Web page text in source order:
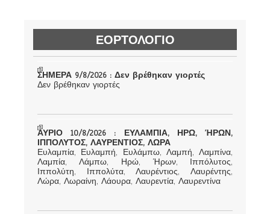
ΕΟΡΤΟΛΟΓΙΟ
ΣΗΜΕΡΑ 9/8/2026 : Δεν βρέθηκαν γιορτές
Δεν βρέθηκαν γιορτές
ΑΥΡΙΟ 10/8/2026 : ΕΥΛΑΜΠΙΑ, ΗΡΩ, ΉΡΩΝ,
ΙΠΠΟΛΥΤΟΣ, ΛΑΥΡΕΝΤΙΟΣ, ΛΩΡΑ
Ευλαμπία, Ευλαμπή, Ευλάμπω, Λαμπή, Λαμπίνα,
Λαμπία, Λάμπω, Ηρώ, Ήρων, Ιππόλυτος,
Ιππολύτη, Ιππολύτα, Λαυρέντιος, Λαυρέντης,
Λώρα, Λωραίνη, Λάουρα, Λαυρεντία, Λαυρεντίνα